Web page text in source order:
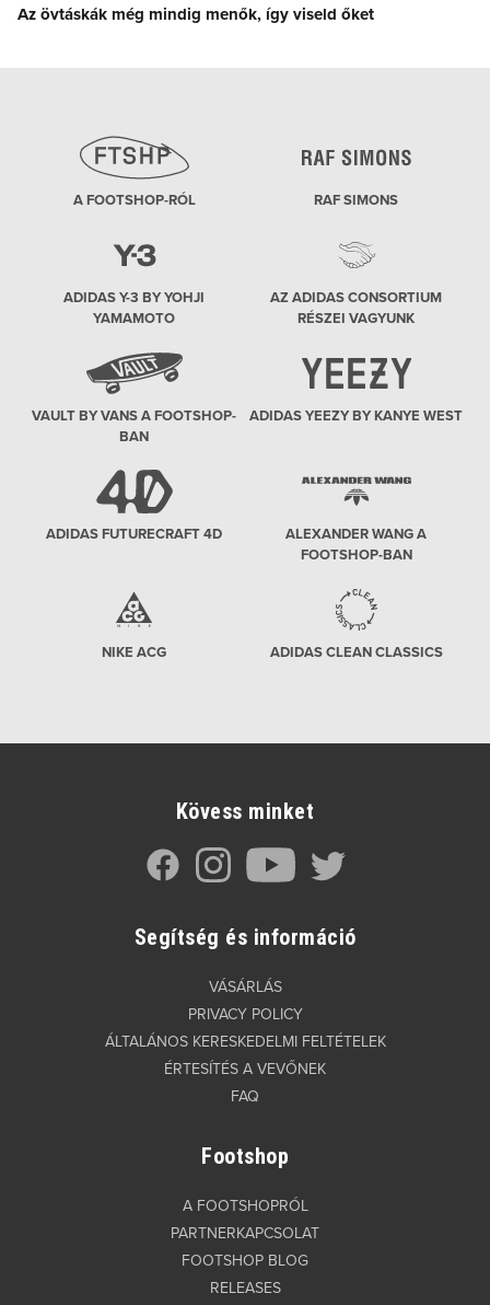
Next
Az övtáskák még mindig menők, így viseld őket
A FOOTSHOP-RÓL RAF SIMONS
ADIDAS Y-3 BY YOHJI
YAMAMOTO
AZ ADIDAS CONSORTIUM
RÉSZEI VAGYUNK
VAULT BY VANS A FOOTSHOP-
BAN
ADIDAS YEEZY BY KANYE WEST
ADIDAS FUTURECRAFT 4D
ALEXANDER WANG A
FOOTSHOP-BAN
NIKE ACG ADIDAS CLEAN CLASSICS
Kövess minket
Segítség és információ
VÁSÁRLÁS
PRIVACY POLICY
ÁLTALÁNOS KERESKEDELMI FELTÉTELEK
ÉRTESÍTÉS A VEVŐNEK
FAQ
Footshop
A FOOTSHOPRÓL
PARTNERKAPCSOLAT
FOOTSHOP BLOG
RELEASES